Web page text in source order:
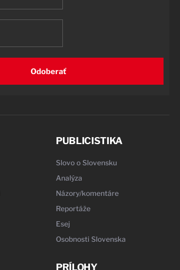
Odoberať
PUBLICISTIKA
Slovo o Slovensku
Analýza
Názory/komentáre
Reportáže
Esej
Osobnosti Slovenska
PRÍLOHY